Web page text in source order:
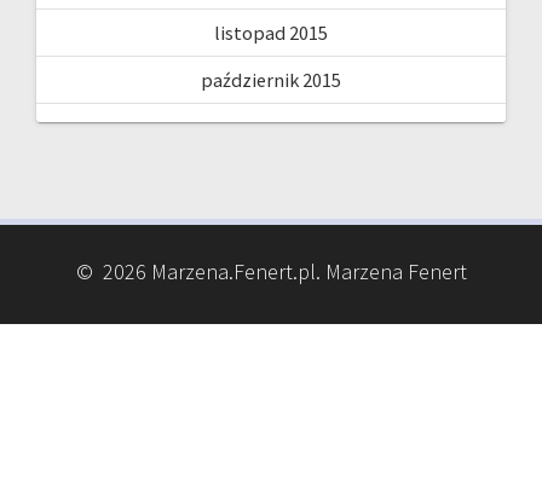
listopad 2015
październik 2015
© 2026 Marzena.Fenert.pl. Marzena Fenert